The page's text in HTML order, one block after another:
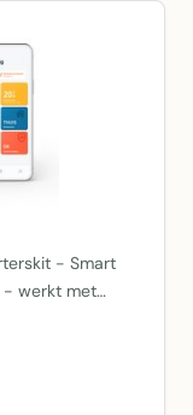
- Smart
- werkt met…